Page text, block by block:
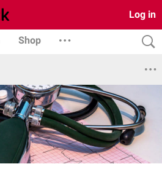
Log in
Shop